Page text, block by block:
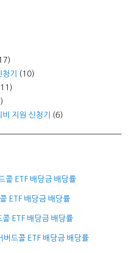
기
(10)
지원 신청기
(6)
콜 ETF 배당금 배당률
ETF 배당금 배당률
ETF 배당금 배당률
드콜 ETF 배당금 배당률